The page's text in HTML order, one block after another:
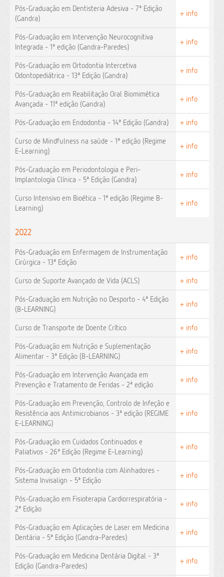
Pós-Graduação em Dentisteria Adesiva - 7ª Edição
(Gandra)
+ info
Pós-Graduação em Intervenção Neurocognitiva
Integrada - 1ª edição (Gandra-Paredes)
+ info
Pós-Graduação em Ortodontia Intercetiva
Odontopediátrica - 13ª Edição (Gandra)
+ info
Pós-Graduação em Reabilitação Oral Biomimética
Avançada - 11ª edição (Gandra)
+ info
Pós-Graduação em Endodontia - 14ª Edição (Gandra)
+ info
Curso de Mindfulness na saúde - 1ª edição (Regime
E-Learning)
+ info
Pós-Graduação em Periodontologia e Peri-
Implantologia Clínica - 5ª Edição (Gandra)
+ info
Curso Intensivo em Bioética - 1ª edição (Regime B-
Learning)
+ info
2022
Pós-Graduação em Enfermagem de Instrumentação
Cirúrgica - 13ª Edição
+ info
Curso de Suporte Avançado de Vida (ACLS)
+ info
Pós-Graduação em Nutrição no Desporto - 4ª Edição
(B-LEARNING)
+ info
Curso de Transporte de Doente Crítico
+ info
Pós-Graduação em Nutrição e Suplementação
Alimentar - 3ª Edição (B-LEARNING)
+ info
Pós-Graduação em Intervenção Avançada em
Prevenção e Tratamento de Feridas - 2ª edição
+ info
Pós-Graduação em Prevenção, Controlo de Infeção e
Resistência aos Antimicrobianos - 3ª edição (REGIME
E-LEARNING)
+ info
Pós-Graduação em Cuidados Continuados e
Paliativos - 26ª Edição (Regime E-Learning)
+ info
Pós-Graduação em Ortodontia com Alinhadores -
Sistema Invisalign - 5ª Edição
+ info
Pós-Graduação em Fisioterapia Cardiorrespiratória -
2ª Edição
+ info
Pós-Graduação em Aplicações de Laser em Medicina
Dentária - 5ª Edição (Gandra-Paredes)
+ info
Pós-Graduação em Medicina Dentária Digital - 3ª
Edição (Gandra-Paredes)
+ info